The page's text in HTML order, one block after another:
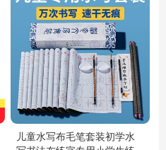
儿童水写布毛笔套装初学水